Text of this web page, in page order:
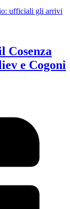
Cosenza
e Cogoni